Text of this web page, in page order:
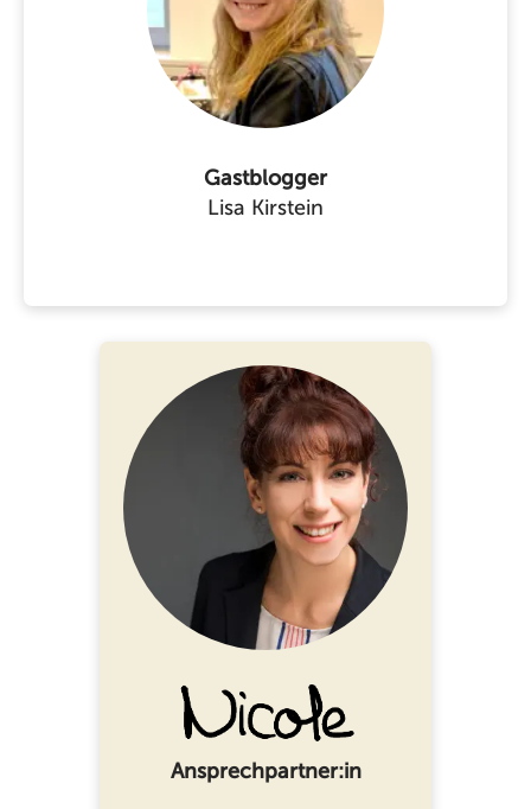
Gastblogger
Lisa Kirstein
Ansprechpartner:in